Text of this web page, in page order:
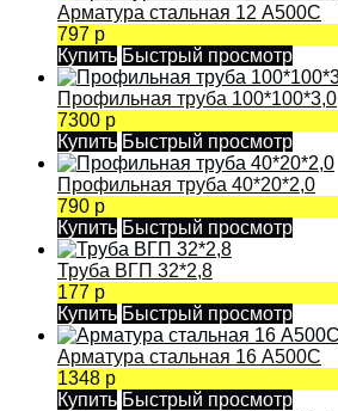
Арматура стальная 12 А500С
797 р
Купить Быстрый просмотр
Профильная труба 100*100*3,0
7300 р
Купить Быстрый просмотр
Профильная труба 40*20*2,0
790 р
Купить Быстрый просмотр
Труба ВГП 32*2,8
177 р
Купить Быстрый просмотр
Арматура стальная 16 А500С
1348 р
Купить Быстрый просмотр